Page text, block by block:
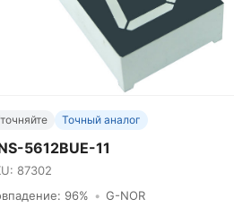
Точный аналог
5612BUE-11
87302
96% • G-NOR